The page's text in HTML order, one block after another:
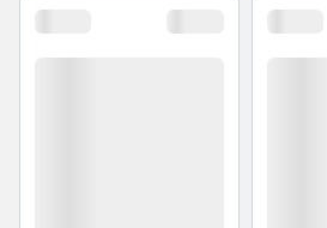
đi kèm đầu bàn chải vải dễ tháo